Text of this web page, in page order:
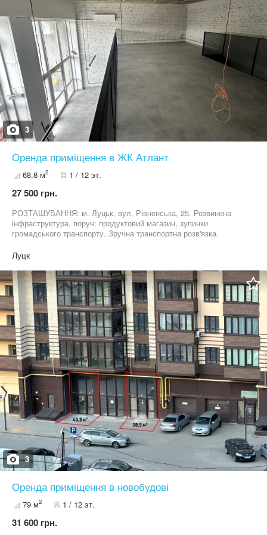
об'єкту Ольга Синиця 095 805 1772
3
Оренда приміщення в ЖК Атлант
68.8 м2 1 / 12 эт.
27 500 грн.
РОЗТАШУВАННЯ: м. Луцьк, вул. Рівненська, 25. Розвинена
інфраструктура, поруч: продуктовий магазин, зупинки
громадського транспорту. Зручна транспортна розв'язка.
ий поверх - цілодобовий доступ до приміщення - окремий вхід -
базовий ремонт - свій санвузол - парковка на 6-10 місць - великі
вітрини КОМУНІКАЦІЇ: - електроенергія: лічильник - е-потужність
10кВт - автономне електричне опаленння - водопостачання:
холодна, (лічильник, каналізація) - природня вентиляція -
кондиціонер
Луцк
3
Оренда приміщення в новобудові
79 м2 1 / 12 эт.
31 600 грн.